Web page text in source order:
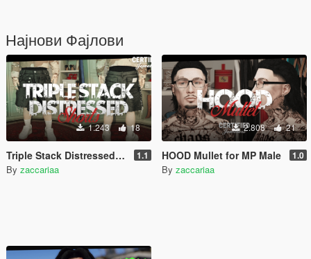
Најнови Фајлови
1.243 18
Triple Stack Distressed Shorts for MP Male 1.1
By zaccariaa
2.808 21
HOOD Mullet for MP Male 1.0
By zaccariaa